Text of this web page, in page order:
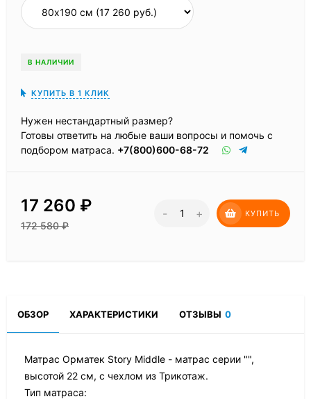
В НАЛИЧИИ
КУПИТЬ В 1 КЛИК
Нужен нестандартный размер?
Готовы ответить на любые ваши вопросы и помочь с
подбором матраса. +7(800)600-68-72
17 260 ₽
172 580₽
- + КУПИТЬ
ОБЗОР ХАРАКТЕРИСТИКИ ОТЗЫВЫ 0
Матрас Орматек Story Middle - матрас серии "",
высотой 22 см, с чехлом из Трикотаж.
Тип матраса: